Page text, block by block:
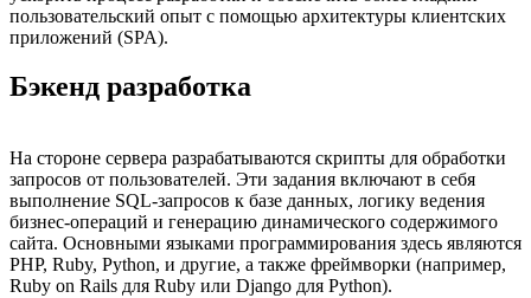
пользовательский опыт с помощью архитектуры клиентских
приложений (SPA).
Бэкенд разработка
На стороне сервера разрабатываются скрипты для обработки
запросов от пользователей. Эти задания включают в себя
выполнение SQL-запросов к базе данных, логику ведения
бизнес-операций и генерацию динамического содержимого
сайта. Основными языками программирования здесь являются
PHP, Ruby, Python, и другие, а также фреймворки (например,
Ruby on Rails для Ruby или Django для Python).